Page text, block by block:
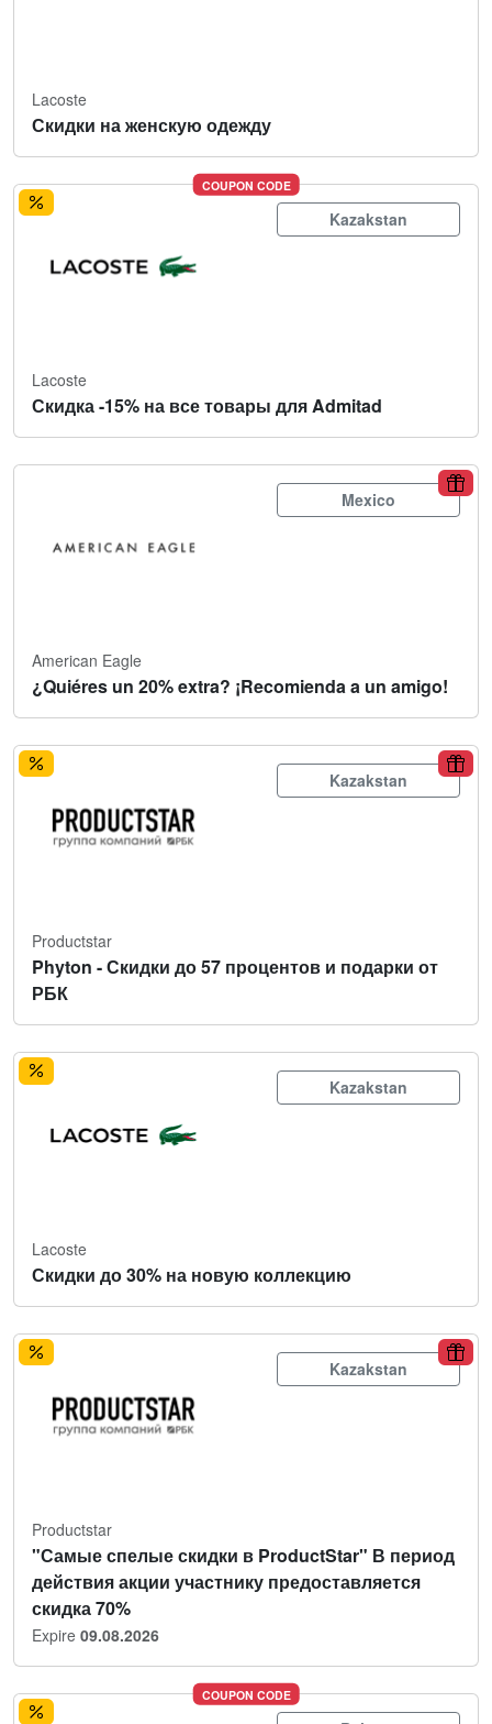
Lacoste
Скидки на женскую одежду
COUPON CODE
Kazakstan
Lacoste
Скидка -15% на все товары для Admitad
Mexico
American Eagle
¿Quiéres un 20% extra? ¡Recomienda a un amigo!
Kazakstan
Productstar
Phyton - Скидки до 57 процентов и подарки от
РБК
Kazakstan
Lacoste
Скидки до 30% на новую коллекцию
Kazakstan
Productstar
"Самые спелые скидки в ProductStar" В период
действия акции участнику предоставляется
скидка 70%
Expire 09.08.2026
COUPON CODE